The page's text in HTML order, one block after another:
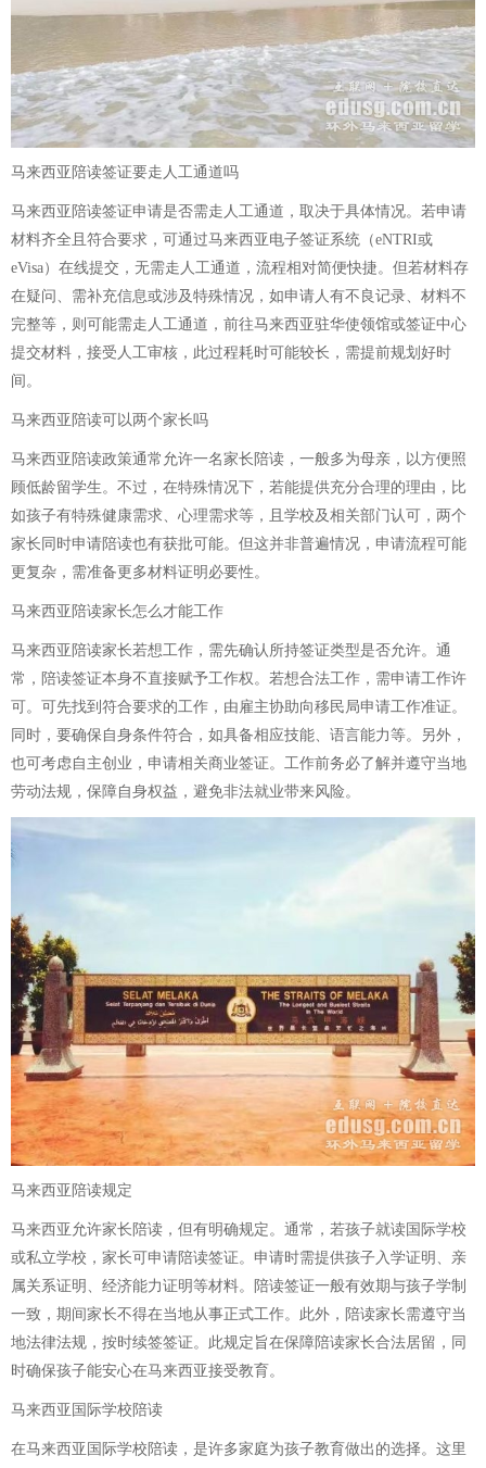
马来西亚陪读签证要走人工通道吗
马来西亚陪读签证申请是否需走人工通道，取决于具体情况。若申请
材料齐全且符合要求，可通过马来西亚电子签证系统（eNTRI或
eVisa）在线提交，无需走人工通道，流程相对简便快捷。但若材料存
在疑问、需补充信息或涉及特殊情况，如申请人有不良记录、材料不
完整等，则可能需走人工通道，前往马来西亚驻华使领馆或签证中心
提交材料，接受人工审核，此过程耗时可能较长，需提前规划好时
间。
马来西亚陪读可以两个家长吗
马来西亚陪读政策通常允许一名家长陪读，一般多为母亲，以方便照
顾低龄留学生。不过，在特殊情况下，若能提供充分合理的理由，比
如孩子有特殊健康需求、心理需求等，且学校及相关部门认可，两个
家长同时申请陪读也有获批可能。但这并非普遍情况，申请流程可能
更复杂，需准备更多材料证明必要性。
马来西亚陪读家长怎么才能工作
马来西亚陪读家长若想工作，需先确认所持签证类型是否允许。通
常，陪读签证本身不直接赋予工作权。若想合法工作，需申请工作许
可。可先找到符合要求的工作，由雇主协助向移民局申请工作准证。
同时，要确保自身条件符合，如具备相应技能、语言能力等。另外，
也可考虑自主创业，申请相关商业签证。工作前务必了解并遵守当地
劳动法规，保障自身权益，避免非法就业带来风险。
马来西亚陪读规定
马来西亚允许家长陪读，但有明确规定。通常，若孩子就读国际学校
或私立学校，家长可申请陪读签证。申请时需提供孩子入学证明、亲
属关系证明、经济能力证明等材料。陪读签证一般有效期与孩子学制
一致，期间家长不得在当地从事正式工作。此外，陪读家长需遵守当
地法律法规，按时续签签证。此规定旨在保障陪读家长合法居留，同
时确保孩子能安心在马来西亚接受教育。
马来西亚国际学校陪读
在马来西亚国际学校陪读，是许多家庭为孩子教育做出的选择。这里